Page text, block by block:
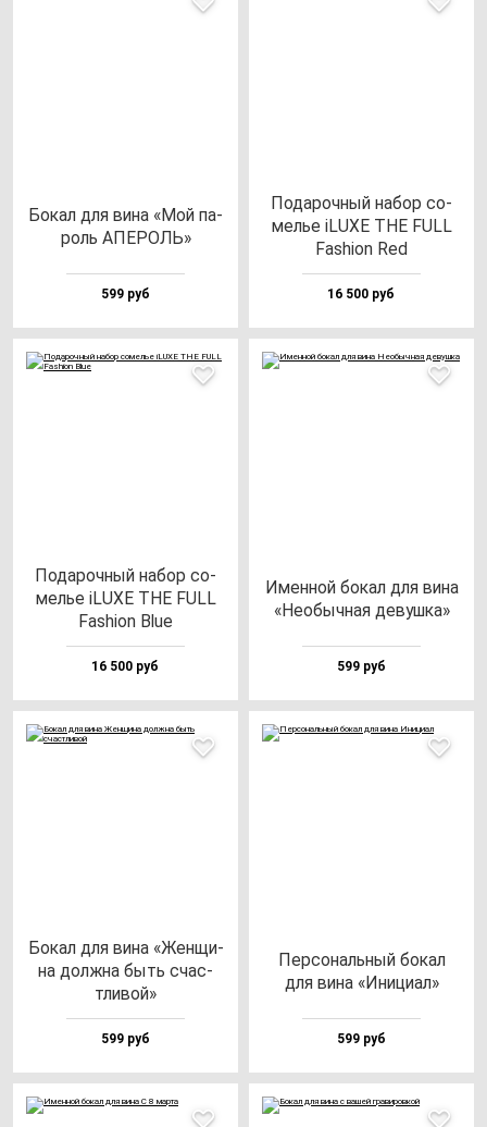
Бокал для ви­на «Мой па­
роль АПЕРОЛЬ»
599 руб
Пода­роч­ный на­бор со­
мелье iLUXE THE FULL
Fas­hi­on Red
16 500 руб
Пода­роч­ный на­бор со­
мелье iLUXE THE FULL
Fas­hi­on Blue
16 500 руб
Имен­ной бо­кал для ви­на
«Необыч­ная де­вуш­ка»
599 руб
Бокал для ви­на «Жен­щи­
на дол­жна быть счас­
тли­вой»
599 руб
Пер­со­наль­ный бо­кал
для ви­на «Ини­ци­ал»
599 руб